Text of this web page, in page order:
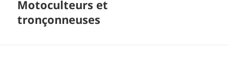
Motoculteurs et
tronçonneuses